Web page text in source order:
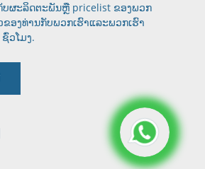
ຜະ​ລິດ​ຕະ​ພັນ​ຫຼື pricelist ຂອງ​ພວກ​
ອງ​ທ່ານ​ກັບ​ພວກ​ເຮົາ​ແລະ​ພວກ​ເຮົາ​
ວໂມງ.